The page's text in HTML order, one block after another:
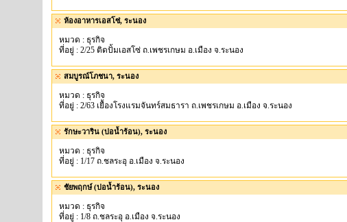
ห้องอาหารเอสโซ่, ระนอง
หมวด : ธุรกิจ
ที่อยู่ : 2/25 ติดปั้มเอสโซ่ ถ.เพชรเกษม อ.เมือง จ.ระนอง
สมบูรณ์โภชนา, ระนอง
หมวด : ธุรกิจ
ที่อยู่ : 2/63 เยื้องโรงแรมจันทร์สมธารา ถ.เพชรเกษม อ.เมือง จ.ระนอง
รักษะวาริน (บ่อน้ำร้อน), ระนอง
หมวด : ธุรกิจ
ที่อยู่ : 1/17 ถ.ชลระอุ อ.เมือง จ.ระนอง
ชัยพฤกษ์ (บ่อน้ำร้อน), ระนอง
หมวด : ธุรกิจ
ที่อยู่ : 1/8 ถ.ชลระอุ อ.เมือง จ.ระนอง